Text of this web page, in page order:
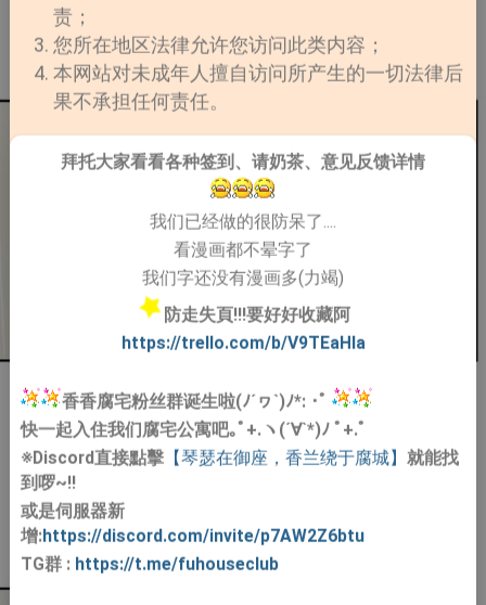
责；
您所在地区法律允许您访问此类内容；
本网站对未成年人擅自访问所产生的一切法律后
果不承担任何责任。
拜托大家看看各种签到、请奶茶、意见反馈详情
我们已经做的很防呆了....
看漫画都不晕字了
我们字还没有漫画多(力竭)
防走失頁!!!要好好收藏阿
https://trello.com/b/V9TEaHIa
香香腐宅粉丝群诞生啦(ﾉ´ヮ`)ﾉ*: ･ﾟ
快一起入住我们腐宅公寓吧｡ﾟ+.ヽ(´∀`*)ﾉ ﾟ+.ﾟ
※Discord直接點擊【琴瑟在御座，香兰绕于腐城】 就能找
到啰~!!
或是伺服器新
增:https://discord.com/invite/p7AW2Z6btu
TG群: https://t.me/fuhouseclub